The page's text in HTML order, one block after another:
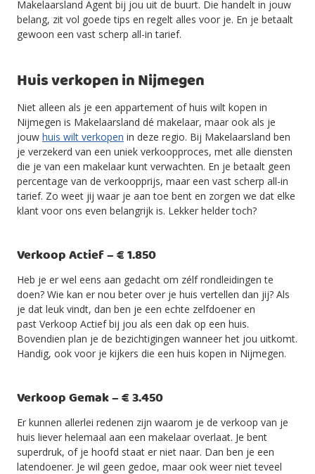
Makelaarsland Agent bij jou uit de buurt. Die handelt in jouw
belang, zit vol goede tips en regelt alles voor je. En je betaalt
gewoon een vast scherp all-in tarief.
Huis verkopen in Nijmegen
Niet alleen als je een appartement of huis wilt kopen in
Nijmegen is Makelaarsland dé makelaar, maar ook als je
jouw huis wilt verkopen in deze regio. Bij Makelaarsland ben
je verzekerd van een uniek verkoopproces, met alle diensten
die je van een makelaar kunt verwachten. En je betaalt geen
percentage van de verkoopprijs, maar een vast scherp all-in
tarief. Zo weet jij waar je aan toe bent en zorgen we dat elke
klant voor ons even belangrijk is. Lekker helder toch?
Verkoop Actief – € 1.850
Heb je er wel eens aan gedacht om zélf rondleidingen te
doen? Wie kan er nou beter over je huis vertellen dan jij? Als
je dat leuk vindt, dan ben je een echte zelfdoener en
past Verkoop Actief bij jou als een dak op een huis.
Bovendien plan je de bezichtigingen wanneer het jou uitkomt.
Handig, ook voor je kijkers die een huis kopen in Nijmegen.
Verkoop Gemak – € 3.450
Er kunnen allerlei redenen zijn waarom je de verkoop van je
huis liever helemaal aan een makelaar overlaat. Je bent
superdruk, of je hoofd staat er niet naar. Dan ben je een
latendoener. Je wil geen gedoe, maar ook weer niet teveel